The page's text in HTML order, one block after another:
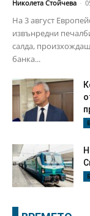
Николета Стойчева -
На 3 август
извънредни
салда,
банка...